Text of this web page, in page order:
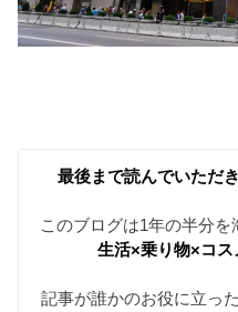
最後まで読んでいただ
このブログは1年の半分を
生活×乗り物×コス
記事が誰かのお役に立っ